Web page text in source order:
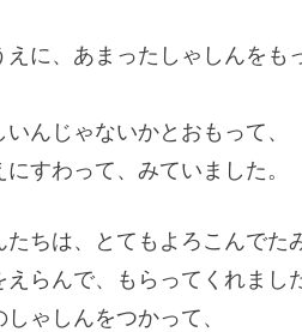
えに、あまったしゃしんをも
んじゃないかとおもって、
すわって、みていました。
ちは、とてもよろこんでた
らんで、もらってくれまし
ゃしんをつかって、